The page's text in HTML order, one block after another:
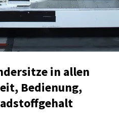
in allen
Bedienung,